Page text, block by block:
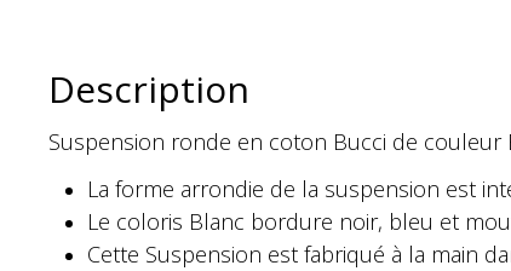
Description
Suspension ronde en coton Bucci de
La forme arrondie de la suspension est
Le coloris Blanc bordure noir, bleu et
Cette Suspension est fabriqué à la main